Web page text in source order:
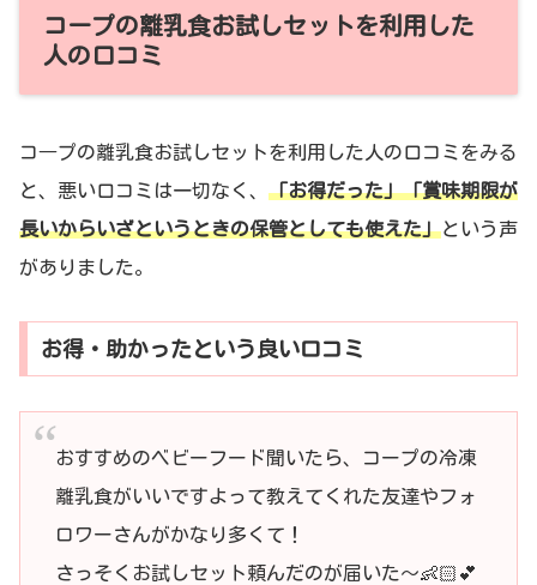
コープの離乳食お試しセットを利用した
人の口コミ
コ―プの離乳食お試しセットを利用した人の口コミをみる
と、悪い口コミは一切なく、 「お得だった」「賞味期限が
長いからいざというときの保管としても使えた」という声
がありました。
お得・助かったという良い口コミ
おすすめのベビーフード聞いたら、コープの冷凍
離乳食がいいですよって教えてくれた友達やフォ
ロワーさんがかなり多くて！
さっそくお試しセット頼んだのが届いた〜👶🏻💕